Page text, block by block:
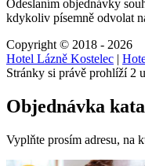
Odeslaním objednávky
kdykoliv písemně odvolat
Copyright © 2018 - 2026
Hotel Lázně Kostelec |
Stránky si právě prohlíží 2
Objednávka
Vyplňte prosím adresu, na